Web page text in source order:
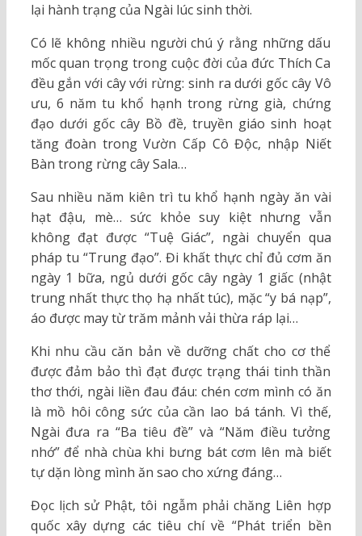
lại hành trạng của Ngài lúc sinh thời.
Có lẽ không nhiều người chú ý rằng những dấu
mốc quan trọng trong cuộc đời của đức Thích Ca
đều gắn với cây với rừng: sinh ra dưới gốc cây Vô
ưu, 6 năm tu khổ hạnh trong rừng già, chứng
đạo dưới gốc cây Bồ đề, truyền giáo sinh hoạt
tăng đoàn trong Vườn Cấp Cô Độc, nhập Niết
Bàn trong rừng cây Sala…
Sau nhiều năm kiên trì tu khổ hạnh ngày ăn vài
hạt đậu, mè… sức khỏe suy kiệt nhưng vẫn
không đạt được “Tuệ Giác”, ngài chuyển qua
pháp tu “Trung đạo”. Đi khất thực chỉ đủ cơm ăn
ngày 1 bữa, ngủ dưới gốc cây ngày 1 giấc (nhật
trung nhất thực thọ hạ nhất túc), mặc “y bá nạp”,
áo được may từ trăm mảnh vải thừa ráp lại…
Khi nhu cầu căn bản về dưỡng chất cho cơ thể
được đảm bảo thì đạt được trạng thái tinh thần
thơ thới, ngài liền đau đáu: chén cơm mình có ăn
là mồ hôi công sức của cần lao bá tánh. Vì thế,
Ngài đưa ra “Ba tiêu đề” và “Năm điều tưởng
nhớ” để nhà chùa khi bưng bát cơm lên mà biết
tự dặn lòng mình ăn sao cho xứng đáng…
Đọc lịch sử Phật, tôi ngẫm phải chăng Liên hợp
quốc xây dựng các tiêu chí về “Phát triển bền